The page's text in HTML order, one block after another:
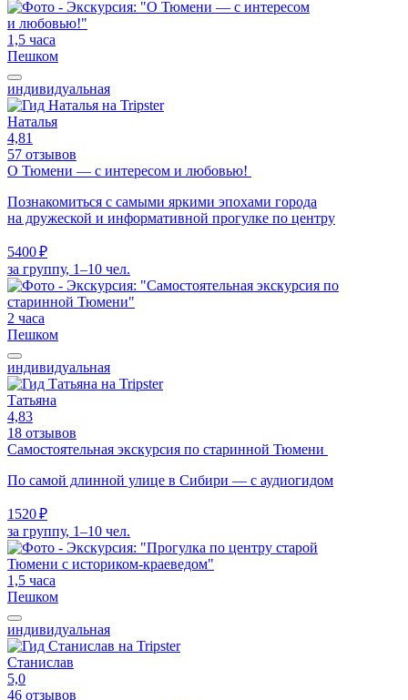
1,5 часа
Пешком
индивидуальная
Наталья
4,81
57 отзывов
О Тюмени — с интересом и любовью!
Познакомиться с самыми яркими эпохами города
на дружеской и информативной прогулке по центру
5400 ₽
за группу, 1–10 чел.
2 часа
Пешком
индивидуальная
Татьяна
4,83
18 отзывов
Самостоятельная экскурсия по старинной Тюмени
По самой длинной улице в Сибири — с аудиогидом
1520 ₽
за группу, 1–10 чел.
1,5 часа
Пешком
индивидуальная
Станислав
5,0
46 отзывов